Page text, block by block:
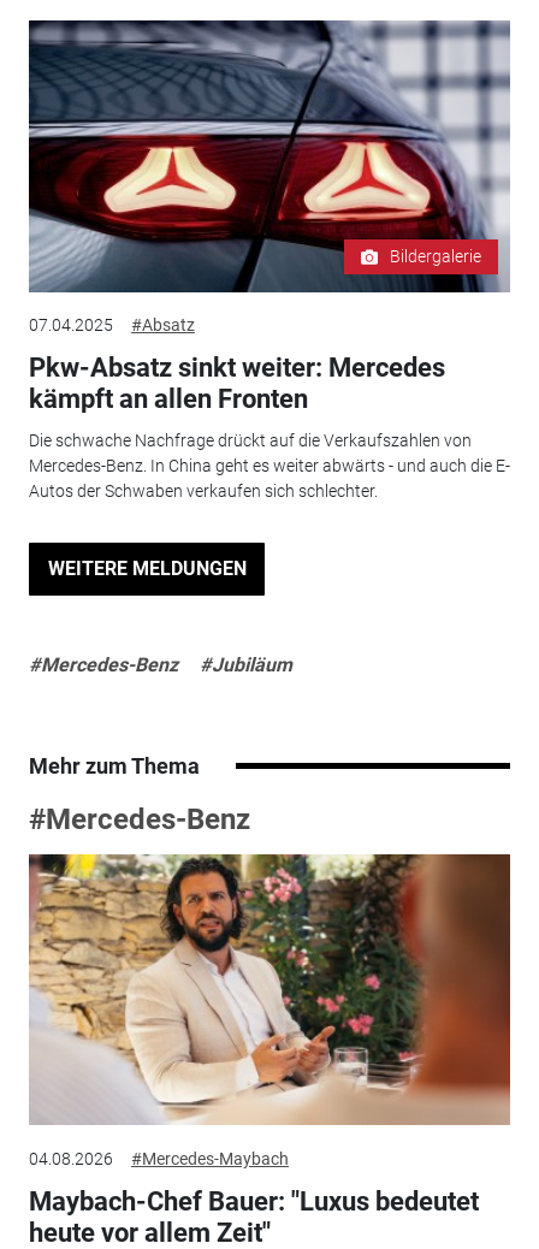
Bildergalerie
07.04.2025 #Absatz
Pkw-Absatz sinkt weiter: Mercedes
kämpft an allen Fronten
Die schwache Nachfrage drückt auf die Verkaufszahlen von
Mercedes-Benz. In China geht es weiter abwärts - und auch die E-
Autos der Schwaben verkaufen sich schlechter.
WEITERE MELDUNGEN
#Mercedes-Benz #Jubiläum
Mehr zum Thema
#Mercedes-Benz
04.08.2026 #Mercedes-Maybach
Maybach-Chef Bauer: "Luxus bedeutet
heute vor allem Zeit"